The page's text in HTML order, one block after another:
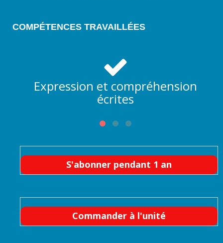
COMPÉTENCES TRAVAILLÉES
Expression et compréhension
écrites
S'abonner pendant 1 an
Commander à l'unité